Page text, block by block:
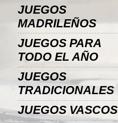
JUEGOS
MADRILEÑOS
JUEGOS PARA
TODO EL AÑO
JUEGOS
TRADICIONALES
JUEGOS VASCOS